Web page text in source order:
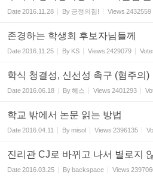
Date2016.11.28 By 긍정의힘! Views 2432559
존경하는 학생회 후보자님들께
Date2016.11.25 By KS Views 2429079
학식 청결성, 신선성 촉구 (혐주의)
Date2016.06.18 By헤스 Views 2401293
학교 밖에서 논문 읽는 방법
Date2016.04.11 Bymisol Views 2396135
진리관 CJ로 바뀌고 나서 별로지
Date2016.03.25 Bybackspace Views